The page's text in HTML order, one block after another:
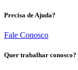
Precisa de Ajuda?
Fale Conosco
Quer trabalhar conosco?